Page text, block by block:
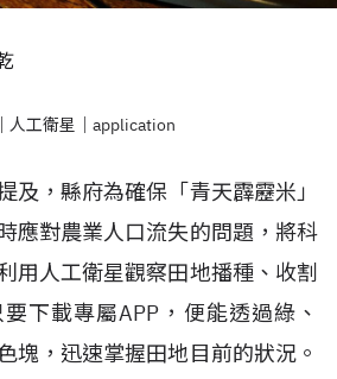
人工衛星｜application
及，縣府為確保「青天霹靂米」
應對農業人口流失的問題，將科
用人工衛星觀察田地播種、收割
下載專屬APP，便能透過綠、
塊，迅速掌握田地目前的狀況。